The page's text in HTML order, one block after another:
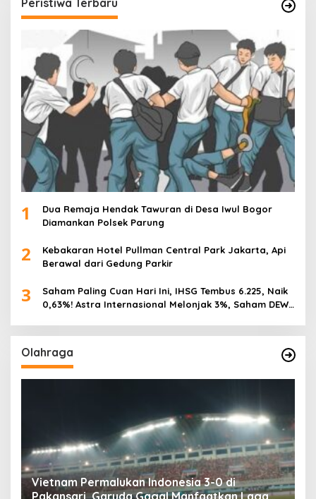
Peristiwa Terbaru
1
Dua Remaja Hendak Tawuran di Desa Iwul Bogor
Diamankan Polsek Parung
2
Kebakaran Hotel Pullman Central Park Jakarta, Api
Berawal dari Gedung Parkir
3
Saham Paling Cuan Hari Ini, IHSG Tembus 6.225, Naik
0,63%! Astra Internasional Melonjak 3%, Saham DEWA
Olahraga
Vietnam Permalukan Indonesia 3-0 di